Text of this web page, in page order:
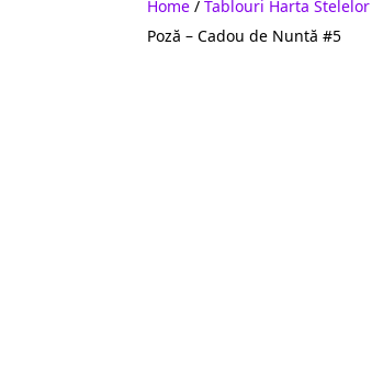
Home /Tablouri Harta Stelelor
Poză – Cadou de Nuntă #5